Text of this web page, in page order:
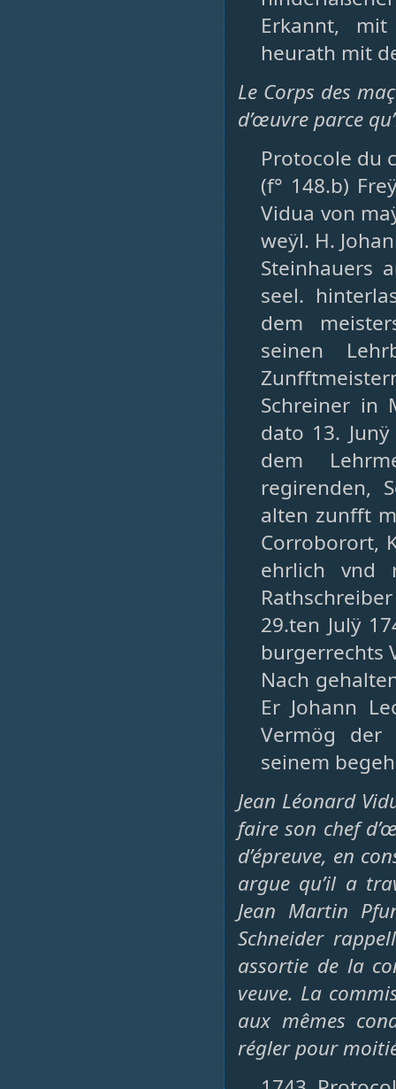
Erkannt,
heurath mit
Le Corps des
d’œuvre parce
Protocole du
(f° 148.b)
Vidua von
weÿl. H.
Steinhauers
seel.
dem
seinen
Schreiner in
dato 13.
dem
regirenden,
alten zunfft
Corroborort,
ehrlich vnd
29.ten Julÿ
burgerrechts
Nach
Er Johann
Vermög der
seinem
Jean Léonard
faire son chef
d’épreuve, en
argue qu’il a
Jean Martin
Schneider
assortie de la
veuve. La
aux mêmes
régler pour